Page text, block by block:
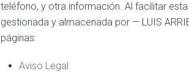
teléfono, y otra información. Al facilitar
gestionada y almacenada por — LUIS
páginas:
Aviso Legal